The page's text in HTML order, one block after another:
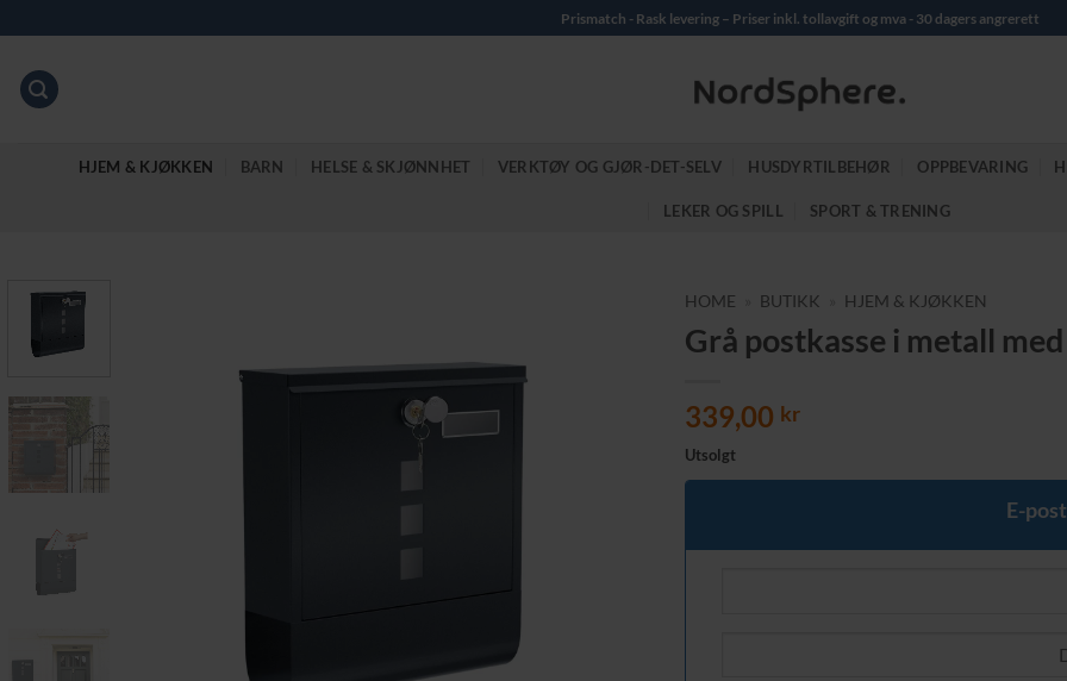
to
content
Prismatch - Rask levering – Priser inkl. tollavgift og mva - 30 dagers angrerett
HJEM & KJØKKEN BARN HELSE & SKJØNNHET VERKTØY OG GJØR-DET-SELV HUSDYRTILBEHØR OPPBEVARING
LEKER OG SPILL SPORT & TRENING
HOME BUTIKK HJEM & KJØKKEN
Grå postkasse i metall
339,00 kr
Utsolgt
E-